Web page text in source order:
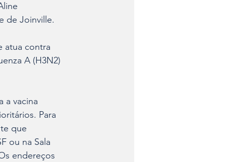
de Joinville.
atua contra
A (H3N2)
a vacina
Para
que
ou na Sala
endereços